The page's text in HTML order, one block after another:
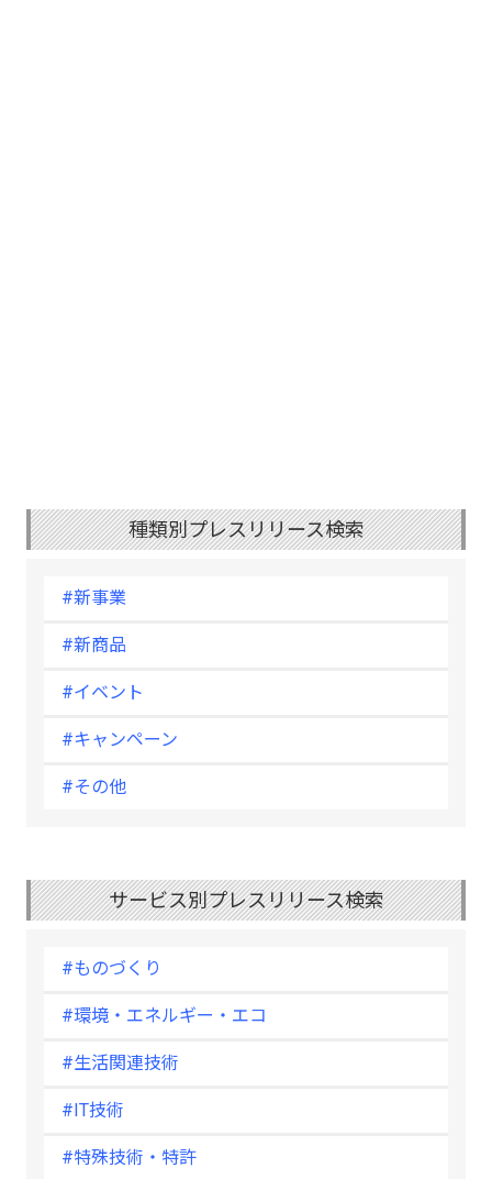
種類別プレスリリース検索
#新事業
#新商品
#イベント
#キャンペーン
#その他
サービス別プレスリリース検索
#ものづくり
#環境・エネルギー・エコ
#生活関連技術
#IT技術
#特殊技術・特許